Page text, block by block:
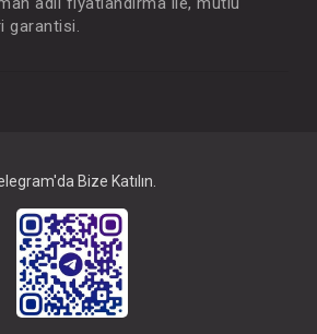
garantisi.
Bize Katılın.